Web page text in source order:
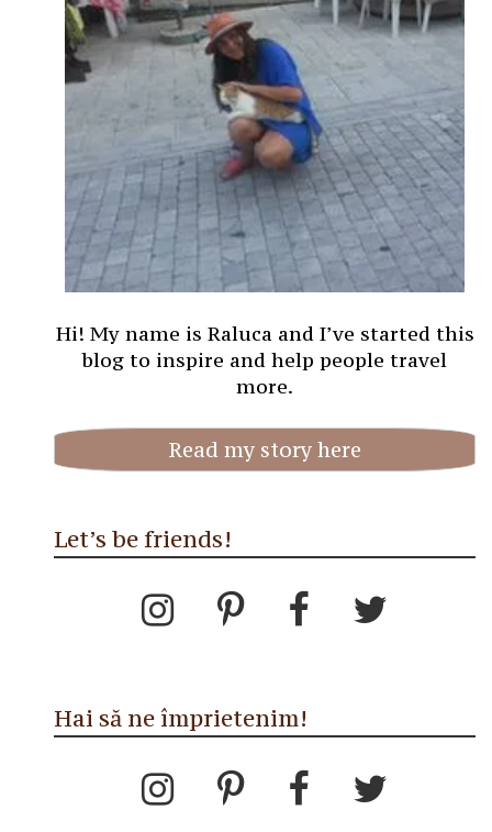
Hi! My name is Raluca and I’ve started this
blog to inspire and help people travel
more.
Read my story here
Let’s be friends!
Hai să ne împrietenim!